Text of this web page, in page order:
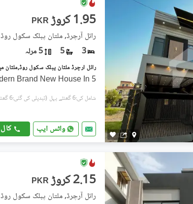
PKR 1.95 کروڑ
رائل آرچرڈ, ملتان پبلک سکول روڈ
3
5 5 مرلہ
5 Marla Modern Brand New House In
شامل کی:6 گھنٹے پہل (تبدیلی کی گئی:6 گھنٹے پہلے)
واٹس ایپ کال
PKR 2.15 کروڑ
رائل آرچرڈ, ملتان پبلک سکول روڈ